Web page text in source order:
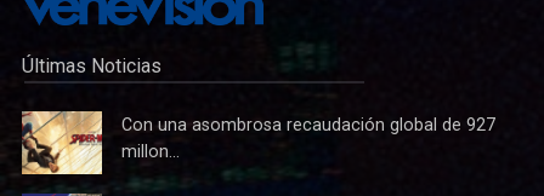
Últimas Noticias
Con una asombrosa recaudación global de 927
millon...